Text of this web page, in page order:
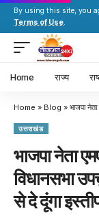
By using this site, you
Terms of Use.
Home राज्य
Home » Blog » भाजपा नेता
उत्तराखंड
भाजपा नेता
विधानसभा
से दे दूंगा